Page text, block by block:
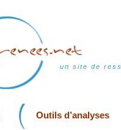
un site de
Outils d’analyses